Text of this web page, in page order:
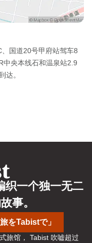
国道20号甲府站驾车8
中央本线石和温泉站2.9
达。
をTabistで」
织一个独一无二
事。
旅馆， Tabist 吹嘘超过